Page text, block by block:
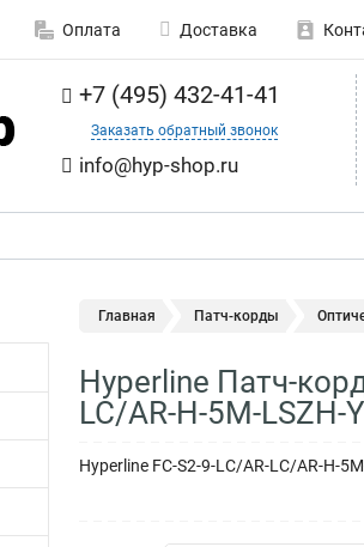
Оплата Доставка
+7 (495) 432-41-41
Заказать обратный звонок
info@hyp-shop.ru
Главная Патч-корды
Hyperline Патч-
LC/AR-H-5M-LSZH-
Hyperline FC-S2-9-LC/AR-LC/AR-H-